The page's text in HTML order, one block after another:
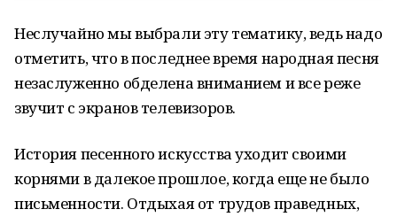
Неслучайно мы выбрали эту тематику, ведь надо
отметить, что в последнее время народная песня
незаслуженно обделена вниманием и все реже
звучит с экранов телевизоров.
История песенного искусства уходит своими
корнями в далекое прошлое, когда еще не было
письменности. Отдыхая от трудов праведных,